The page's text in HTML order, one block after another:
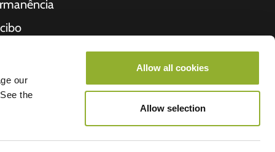
our
the
Allow all cookies
Allow selection